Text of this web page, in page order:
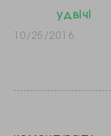
удвічі
10/25/2016